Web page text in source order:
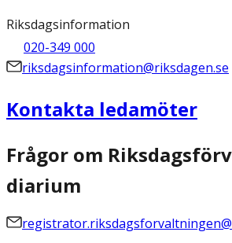
Riksdagsinformation
020-349 000
riksdagsinformation@riksdagen.se
Kontakta ledamöter
Frågor om
diarium